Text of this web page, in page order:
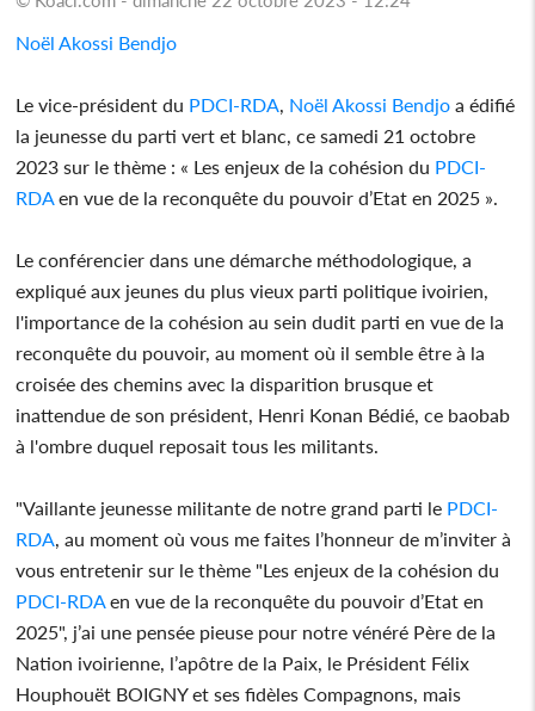
Noël Akossi Bendjo
Le vice-président du PDCI-RDA Noël Akossi Bendjo a édifié
la jeunesse du parti vert et blanc, ce samedi 21 octobre
2023 sur le thème : « Les enjeux de la cohésion du PDCI-
RDA en vue de la reconquête du pouvoir d’Etat en 2025 ».
Le conférencier dans une démarche méthodologique, a
expliqué aux jeunes du plus vieux parti politique ivoirien,
l'importance de la cohésion au sein dudit parti en vue de la
reconquête du pouvoir, au moment où il semble être à la
croisée des chemins avec la disparition brusque et
inattendue de son président, Henri Konan Bédié, ce baobab
à l'ombre duquel reposait tous les militants.
"Vaillante jeunesse militante de notre grand parti le PDCI-
RDA , au moment où vous me faites l’honneur de m’inviter à
vous entretenir sur le thème "Les enjeux de la cohésion du
PDCI-RDA en vue de la reconquête du pouvoir d’Etat en
2025", j’ai une pensée pieuse pour notre vénéré Père de la
Nation ivoirienne, l’apôtre de la Paix, le Président Félix
Houphouët BOIGNY et ses fidèles Compagnons, mais